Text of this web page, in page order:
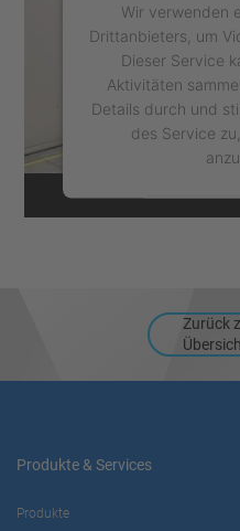
Wir verwenden
Drittanbieters, um
Dieser Service
Aktivitäten
Details durch und
des Service
Mehr
powered by
Zurück
Produkte & Services
Produkte